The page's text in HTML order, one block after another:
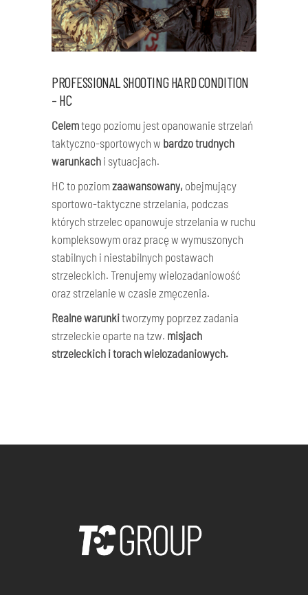
PROFESSIONAL SHOOTING HARD CONDITION
– HC
Celemtego poziomu jest opanowanie strzelań
taktyczno-sportowych w bardzo trudnych
warunkach i sytuacjach.
HC to poziomzaawansowany, obejmujący
sportowo-taktyczne strzelania, podczas
których strzelec opanowuje strzelania w ruchu
kompleksowym oraz pracę w wymuszonych
stabilnych i niestabilnych postawach
strzeleckich. Trenujemy wielozadaniowość
oraz strzelanie w czasie zmęczenia.
Realne warunkitworzymy poprzez zadania
strzeleckie oparte na tzw. misjach
strzeleckich i torach wielozadaniowych.